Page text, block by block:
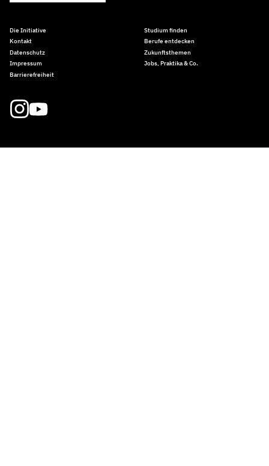
Die Initiative
Kontakt
Datenschutz
Impressum
Barrierefreiheit
Studium finden
Berufe entdecken
Zukunftsthemen
Jobs, Praktika & Co.